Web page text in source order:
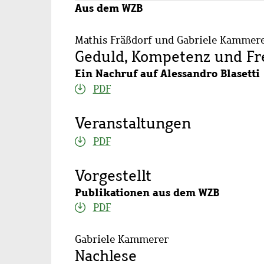
Aus dem WZB
Mathis Fräßdorf und Gabriele
Geduld, Kompetenz und
Ein Nachruf auf Alessandro Blasetti
PDF
Veranstaltungen
PDF
Vorgestellt
Publikationen aus dem WZB
PDF
Gabriele Kammerer
Nachlese